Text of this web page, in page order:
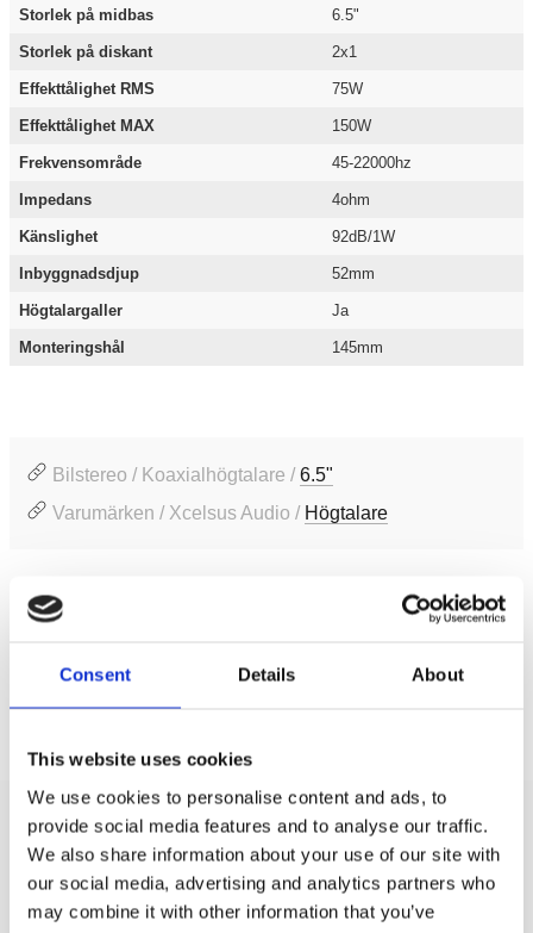
Consent Details About
This website uses cookies
We use cookies to personalise content and ads, to
provide social media features and to analyse our traffic.
We also share information about your use of our site with
our social media, advertising and analytics partners who
may combine it with other information that you’ve
Storlek på midbas 6.5"
Storlek på diskant 2x1
Effekttålighet RMS 75W
Effekttålighet MAX 150W
Frekvensområde 45-22000hz
Impedans 4ohm
Känslighet 92dB/1W
Inbyggnadsdjup 52mm
Högtalargaller Ja
Monteringshål 145mm
Bilstereo / Koaxialhögtalare /6.5"
Varumärken / Xcelsus Audio / Högtalare
Produktinformation
Lägsta pris de senaste 30 dagarna är 1995 kr
Recensioner
Produkten har inga recensioner